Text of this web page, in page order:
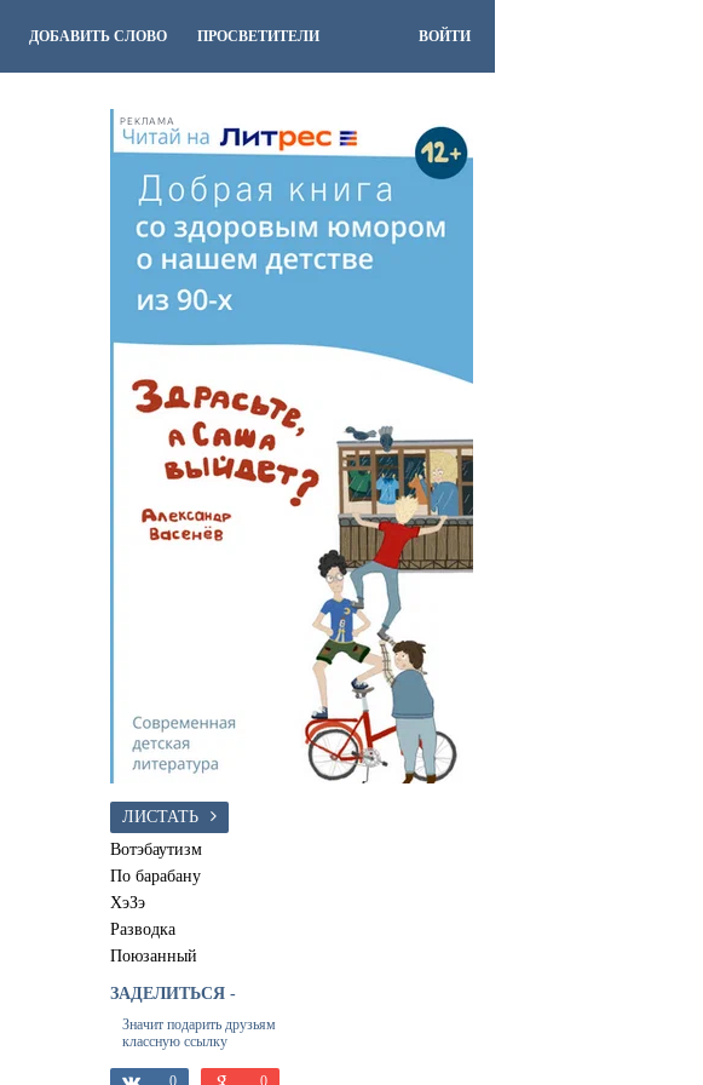
ДОБАВИТЬ СЛОВО ПРОСВЕТИТЕЛИ ВОЙТИ
РЕКЛАМА
ЛИСТАТЬ
Вотэбаутизм
По барабану
ХэЗэ
Разводка
Поюзанный
ЗАДЕЛИТЬСЯ -
Значит подарить друзьям
классную ссылку